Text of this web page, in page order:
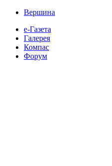
Вершина
е-Газета
Галерея
Компас
Форум